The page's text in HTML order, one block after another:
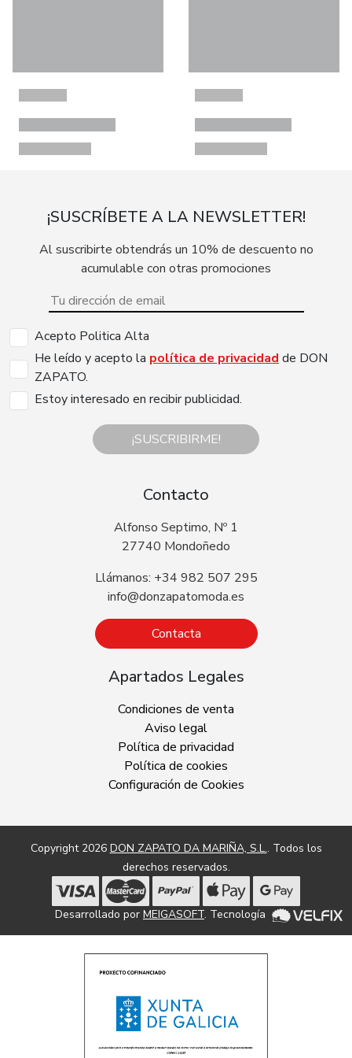
¡SUSCRÍBETE A LA NEWSLETTER!
Al suscribirte obtendrás un 10% de descuento no
acumulable con otras promociones
Acepto Politica Alta
He leído y acepto la política de privacidad de DON
ZAPATO.
Estoy interesado en recibir publicidad.
¡SUSCRIBIRME!
Contacto
Alfonso Septimo, Nº 1
27740 Mondoñedo
Llámanos: +34 982 507 295
info@donzapatomoda.es
Contacta
Apartados Legales
Condiciones de venta
Aviso legal
Política de privacidad
Política de cookies
Configuración de Cookies
Copyright 2026 DON ZAPATO DA MARIÑA, S.L.. Todos los
derechos reservados.
Desarrollado por MEIGASOFT. Tecnología